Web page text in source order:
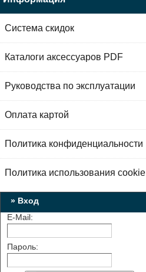
Система скидок
Каталоги аксессуаров PDF
Руководства по эксплуатации
Оплата картой
Политика конфиденциальности
Политика использования cookie
» Вход
E-Mail:
Пароль: